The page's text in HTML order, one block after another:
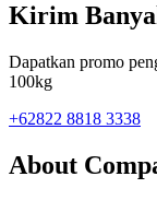
Kirim
Dapatkan promo
100kg
+62822 8818 3338
About